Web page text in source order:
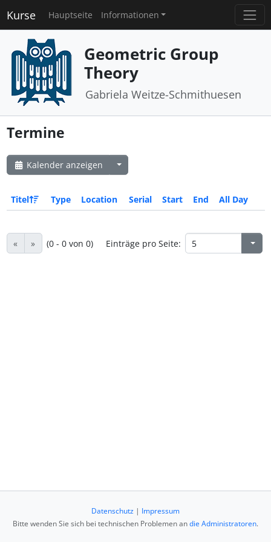
Kurse Hauptseite Informationen
Geometric Group
Theory
Gabriela Weitze-Schmithuesen
Termine
Kalender anzeigen
Titel Type Location Serial Start End All Day
« » (0 - 0 von 0) Einträge pro Seite:
Datenschutz | Impressum
Bitte wenden Sie sich bei technischen Problemen andie Administratoren.